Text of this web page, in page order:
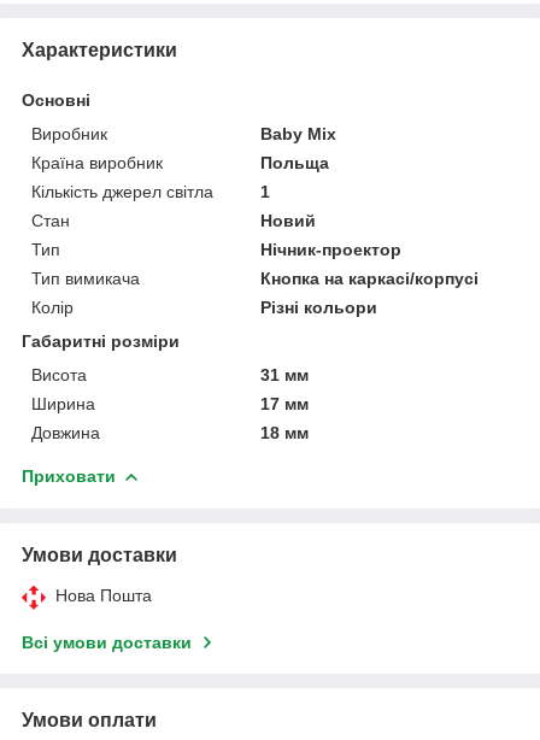
Характеристики
Основні
Виробник
Baby Mix
Країна виробник
Польща
Кількість джерел світла
1
Стан
Новий
Тип
Нічник-проектор
Тип вимикача
Кнопка на каркасі/корпусі
Колір
Різні кольори
Габаритні розміри
Висота
31 мм
Ширина
17 мм
Довжина
18 мм
Приховати
Умови доставки
Нова Пошта
Всі умови доставки
Умови оплати